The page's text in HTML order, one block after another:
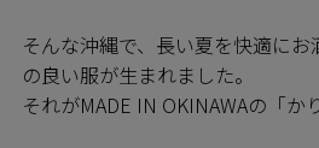
そんな沖縄で、長い夏を快適に
の良い服が生まれました。
それがMADE IN OKINAWAの「か